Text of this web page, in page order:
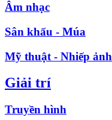
Âm nhạc
Sân khấu - Múa
Mỹ thuật - Nhiếp ảnh
Giải trí
Truyền hình